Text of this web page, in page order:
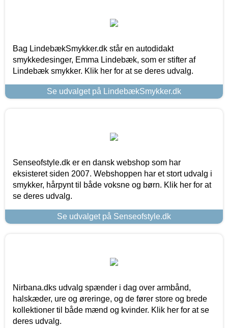
Bag LindebækSmykker.dk står en autodidakt
smykkedesinger, Emma Lindebæk, som er stifter af
Lindebæk smykker. Klik her for at se deres udvalg.
Se udvalget på LindebækSmykker.dk
Senseofstyle.dk er en dansk webshop som har
eksisteret siden 2007. Webshoppen har et stort udvalg i
smykker, hårpynt til både voksne og børn. Klik her for at
se deres udvalg.
Se udvalget på Senseofstyle.dk
Nirbana.dks udvalg spænder i dag over armbånd,
halskæder, ure og øreringe, og de fører store og brede
kollektioner til både mænd og kvinder. Klik her for at se
deres udvalg.